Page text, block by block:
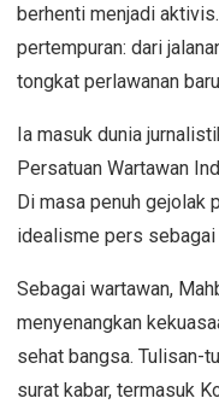
berhenti menjadi
pertempuran: dari
tongkat perlawanan
Ia masuk dunia
Persatuan Wartawan
Di masa penuh gejolak
idealisme pers sebagai
Sebagai wartawan,
menyenangkan
sehat bangsa. Tulisan-
surat kabar, termasuk